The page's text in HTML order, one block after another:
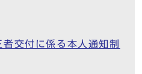
交付に係る本人通知制